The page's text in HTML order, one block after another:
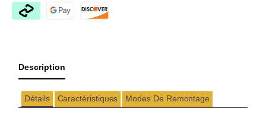
Description
Détails Caractéristiques Modes De Remontage